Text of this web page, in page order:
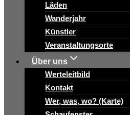
Läden
Wanderjahr
Künstler
Veranstaltungsorte
Über uns
Werteleitbild
Kontakt
Wer, was, wo? (Karte)